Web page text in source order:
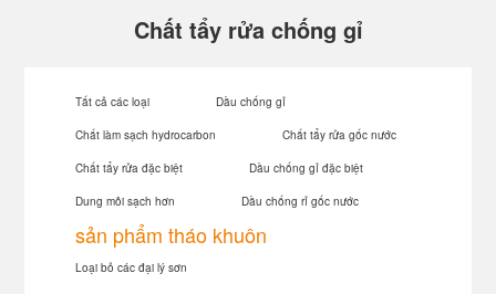
Chất tẩy rửa chống gỉ
Tất cả các loại Dầu chống gỉ
Chất làm sạch hydrocarbon Chất tẩy rửa gốc nước
Chất tẩy rửa đặc biệt Dầu chống gỉ đặc biệt
Dung môi sạch hơn Dầu chống rỉ gốc nước
sản phẩm tháo khuôn
Loại bỏ các đại lý sơn